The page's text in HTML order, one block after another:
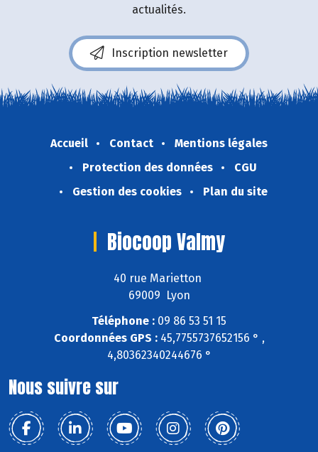
actualités.
Inscription newsletter
Accueil Contact
Mentions légales
Protection des données
CGU
Gestion des cookies
Plan du site
Biocoop Valmy
40 rue Marietton
69009 Lyon
Téléphone : 09 86 53 51 15
Coordonnées GPS :45,7755737652156 ° ,
4,80362340244676 °
Nous suivre sur